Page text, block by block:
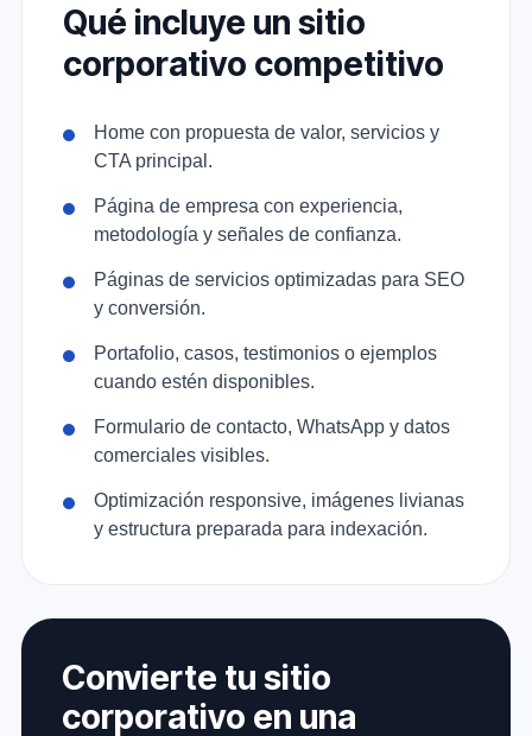
Qué incluye un sitio
corporativo competitivo
Home con propuesta de valor, servicios y
CTA principal.
Página de empresa con experiencia,
metodología y señales de confianza.
Páginas de servicios optimizadas para SEO
y conversión.
Portafolio, casos, testimonios o ejemplos
cuando estén disponibles.
Formulario de contacto, WhatsApp y datos
comerciales visibles.
Optimización responsive, imágenes livianas
y estructura preparada para indexación.
Convierte tu sitio
corporativo en una